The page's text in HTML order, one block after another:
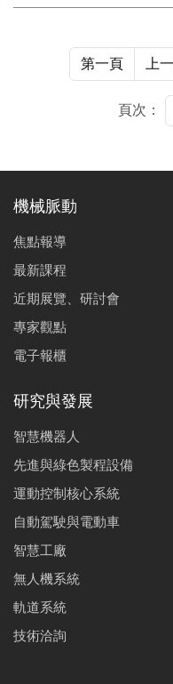
程控制中發揮關鍵作
場資料分析其應用趨
態融合與AI 驅動的自
第一頁 上
頁次：
機械脈動
焦點報導
最新課程
近期展覽、研討會
專家觀點
電子報櫃
研究與發展
智慧機器人
先進與綠色製程設備
運動控制核心系統
自動駕駛與電動車
智慧工廠
無人機系統
軌道系統
技術洽詢